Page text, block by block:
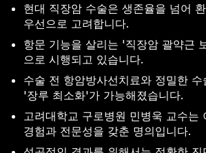
현대 직장암 수술은 생존율을 넘어
우선으로 고려합니다.
항문 기능을 살리는 '직장암 괄약근
으로 시행되고 있습니다.
수술 전 항암방사선치료와 정밀한
'장루 최소화'가 가능해졌습니다.
고려대학교 구로병원 민병욱 교수는
경험과 전문성을 갖춘 명의입니다.